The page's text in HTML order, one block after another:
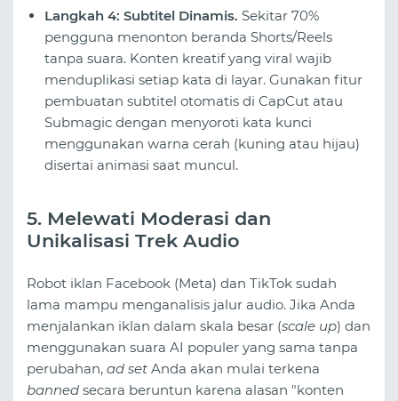
Langkah 4: Subtitel Dinamis. Sekitar 70%
pengguna menonton beranda Shorts/Reels
tanpa suara. Konten kreatif yang viral wajib
menduplikasi setiap kata di layar. Gunakan fitur
pembuatan subtitel otomatis di CapCut atau
Submagic dengan menyoroti kata kunci
menggunakan warna cerah (kuning atau hijau)
disertai animasi saat muncul.
5. Melewati Moderasi dan
Unikalisasi Trek Audio
Robot iklan Facebook (Meta) dan TikTok sudah
lama mampu menganalisis jalur audio. Jika Anda
menjalankan iklan dalam skala besar (scale up) dan
menggunakan suara AI populer yang sama tanpa
perubahan, ad set Anda akan mulai terkena
banned secara beruntun karena alasan "konten